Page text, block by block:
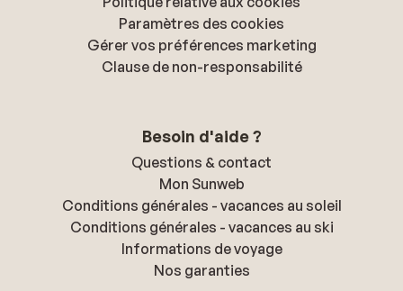
Paramètres des cookies
Gérer vos préférences marketing
Clause de non-responsabilité
Besoin d'aide ?
Questions & contact
Mon Sunweb
Conditions générales - vacances au soleil
Conditions générales - vacances au ski
Informations de voyage
Nos garanties